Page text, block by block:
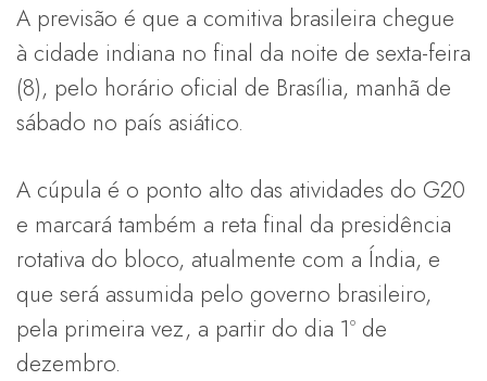
A previsão é que a comitiva brasileira chegue
à cidade indiana no final da noite de sexta-feira
(8), pelo horário oficial de Brasília, manhã de
sábado no país asiático.
A cúpula é o ponto alto das atividades do G20
e marcará também a reta final da presidência
rotativa do bloco, atualmente com a Índia, e
que será assumida pelo governo brasileiro,
pela primeira vez, a partir do dia 1º de
dezembro.